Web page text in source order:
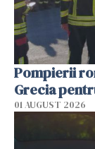
Pompierii
Grecia
01 AUGUST 2026